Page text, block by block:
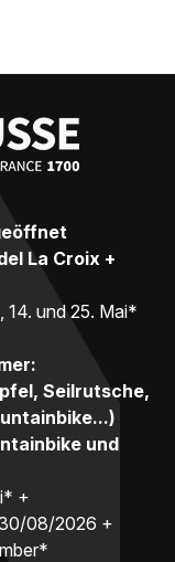
La Croix +
14. und 25. Mai*
Seilrutsche,
und
+
08/2026 +